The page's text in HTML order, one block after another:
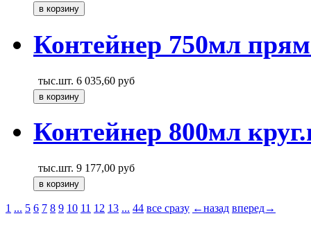
Контейнер 750мл
тыс.шт. 6 035,60 руб
Контейнер 800мл
тыс.шт. 9 177,00 руб
1 ... 5 6 7 8 9 10 11 12 13 ... 44 все сразу ←назад вперед→